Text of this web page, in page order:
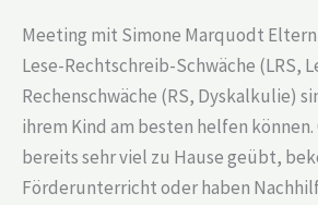
Meeting mit Simone Marquodt
Lese-Rechtschreib-Schwäche (LRS,
Rechenschwäche (RS, Dyskalkulie)
ihrem Kind am besten helfen können.
bereits sehr viel zu Hause geübt,
Förderunterricht oder haben